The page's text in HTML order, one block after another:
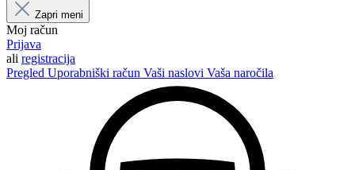
Zapri meni
Moj račun
Prijava
ali registracija
Pregled Uporabniški račun Vaši naslovi Vaša naročila